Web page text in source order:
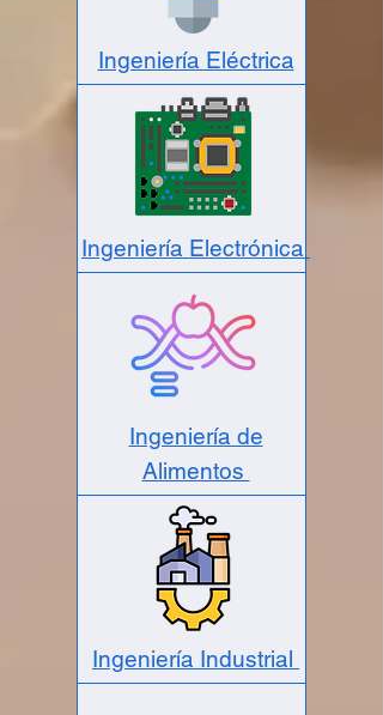
Ingeniería Eléctrica
Ingeniería Electrónica
Ingeniería de
Alimentos
Ingeniería Industrial